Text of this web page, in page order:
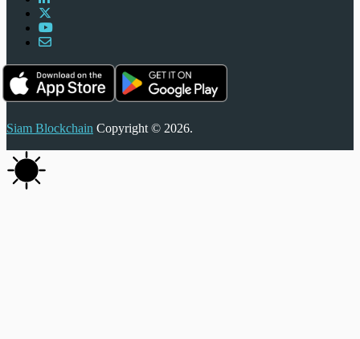
Siam Blockchain Copyright © 2026.